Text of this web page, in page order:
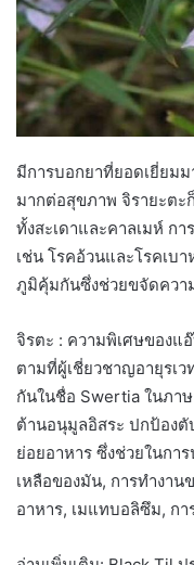
มีการบอกยาที่ยอดเยี่ยมม
มากต่อสุขภาพ จิรายะต
ทั้งสะเดาและคาลเมห์ ก
เช่น โรคอ้วนและโรคเบ
ภูมิคุ้มกันซึ่งช่วยขจัดควา
จิรตะ : ความพิเศษของแ
ตามที่ผู้เชี่ยวชาญอายุรเ
กันในชื่อ Swertia ในภา
ต้านอนุมูลอิสระ ปกป้องตั
ย่อยอาหาร ซึ่งช่วยในกา
เหลือของมัน, การทำงาน
อาหาร, เมแทบอลิซึม, ก